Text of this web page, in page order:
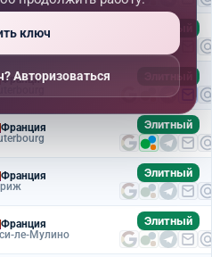
ключ
Авторизоваться
Франция
Франция
Франция
Элитный
Франция
Элитный
Франция
ле-Мулино
Элитный